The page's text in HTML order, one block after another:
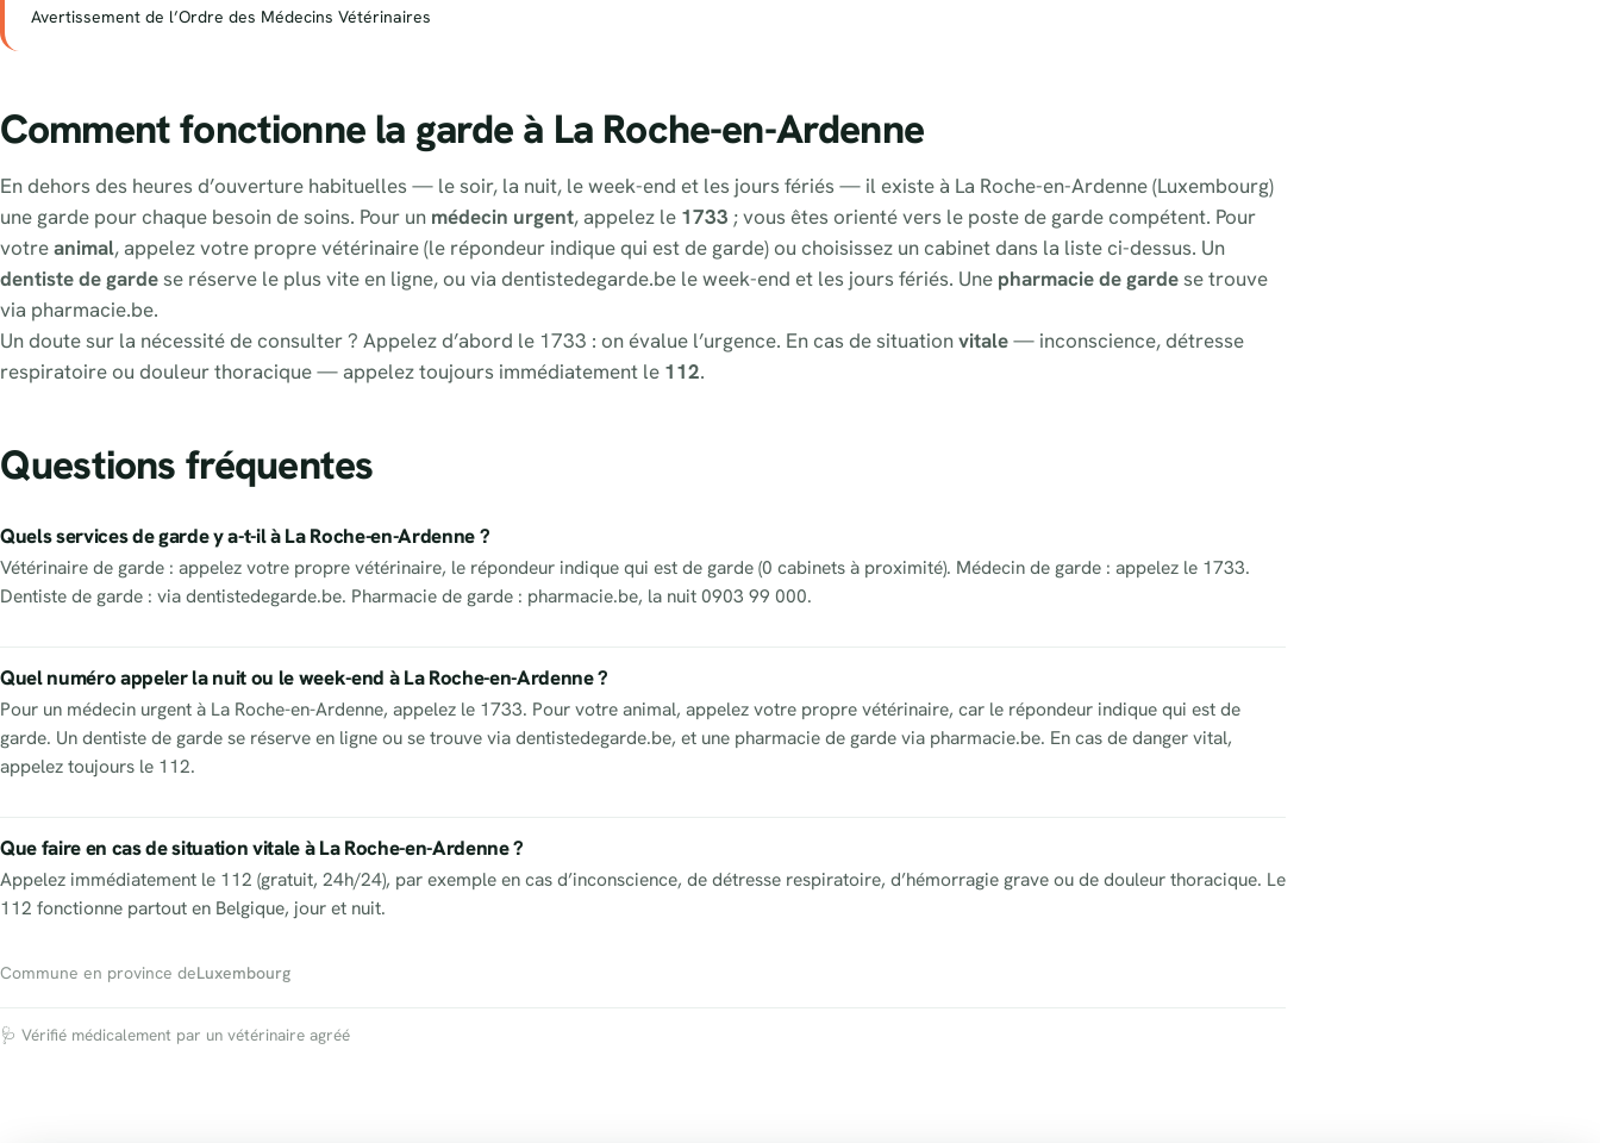
Avertissement de l’Ordre des Médecins Vétérinaires
Comment fonctionne la garde à La Roche-en-Ardenne
En dehors des heures d’ouverture habituelles — le soir, la nuit, le week-end et les jours fériés — il existe à La Roche-en-Ardenne (Luxembourg)
une garde pour chaque besoin de soins. Pour un médecin urgent, appelez le 1733 ; vous êtes orienté vers le poste de garde compétent. Pour
votreanimal, appelez votre propre vétérinaire (le répondeur indique qui est de garde) ou choisissez un cabinet dans la liste ci-dessus. Un
dentiste de gardese réserve le plus vite en ligne, ou via dentistedegarde.be le week-end et les jours fériés. Une pharmacie de gardese trouve
via pharmacie.be.
Un doute sur la nécessité de consulter ? Appelez d’abord le 1733 : on évalue l’urgence. En cas de situationvitale— inconscience, détresse
respiratoire ou douleur thoracique — appelez toujours immédiatement le 112.
Questions fréquentes
Quels services de garde y a-t-il à La Roche-en-Ardenne ?
Vétérinaire de garde : appelez votre propre vétérinaire, le répondeur indique qui est de garde (0 cabinets à proximité). Médecin de garde : appelez le 1733.
Dentiste de garde : via dentistedegarde.be. Pharmacie de garde : pharmacie.be, la nuit 0903 99 000.
Quel numéro appeler la nuit ou le week-end à La Roche-en-Ardenne ?
Pour un médecin urgent à La Roche-en-Ardenne, appelez le 1733. Pour votre animal, appelez votre propre vétérinaire, car le répondeur indique qui est de
garde. Un dentiste de garde se réserve en ligne ou se trouve via dentistedegarde.be, et une pharmacie de garde via pharmacie.be. En cas de danger vital,
appelez toujours le 112.
Que faire en cas de situation vitale à La Roche-en-Ardenne ?
Appelez immédiatement le 112 (gratuit, 24h/24), par exemple en cas d’inconscience, de détresse respiratoire, d’hémorragie grave ou de douleur thoracique. Le
112 fonctionne partout en Belgique, jour et nuit.
Commune en province deLuxembourg
🩺 Vérifié médicalement par un vétérinaire agréé